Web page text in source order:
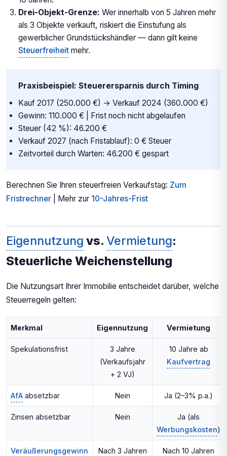
Drei-Objekt-Grenze: Wer innerhalb von 5 Jahren mehr
als 3 Objekte verkauft, riskiert die Einstufung als
gewerblicher Grundstückshändler — dann gilt keine
Steuerfreiheit mehr.
Praxisbeispiel: Steuerersparnis durch Timing
Kauf 2017 (250.000 €) → Verkauf 2024 (360.000 €)
Gewinn: 110.000 € | Frist noch nicht abgelaufen
Steuer (42 %): 46.200 €
Verkauf 2027 (nach Fristablauf): 0 € Steuer
Zeitvorteil durch Warten: 46.200 € gespart
Berechnen Sie Ihren steuerfreien Verkaufstag: Zum
Fristrechner | Mehr zur 10-Jahres-Frist
Eigennutzung vs. Vermietung:
Steuerliche Weichenstellung
Die Nutzungsart Ihrer Immobilie entscheidet darüber, welche
Steuerregeln gelten:
Merkmal Eigennutzung Vermietung
Spekulationsfrist
3 Jahre
(Verkaufsjahr
+ 2 VJ)
10 Jahre ab
Kaufvertrag
AfA absetzbar Nein Ja (2–3% p.a.)
Zinsen absetzbar Nein
Ja (als
Werbungskosten)
Veräußerungsgewinn
Nach 3 Jahren
Nach 10 Jahren